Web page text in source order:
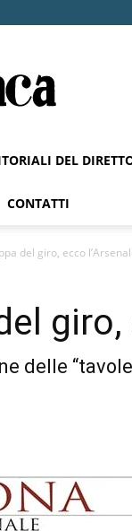
DEL
CONTATTI
del giro, ecco
giro,
delle